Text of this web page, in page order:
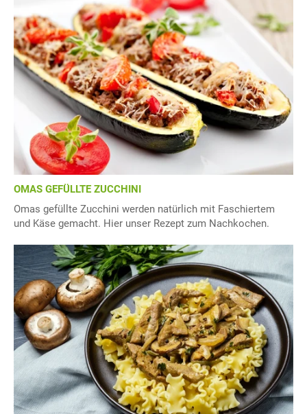
OMAS GEFÜLLTE ZUCCHINI
Omas gefüllte Zucchini werden natürlich mit Faschiertem
und Käse gemacht. Hier unser Rezept zum Nachkochen.